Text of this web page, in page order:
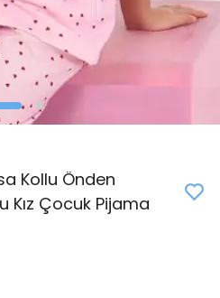
Kollu Önden
Kız Çocuk Pijama